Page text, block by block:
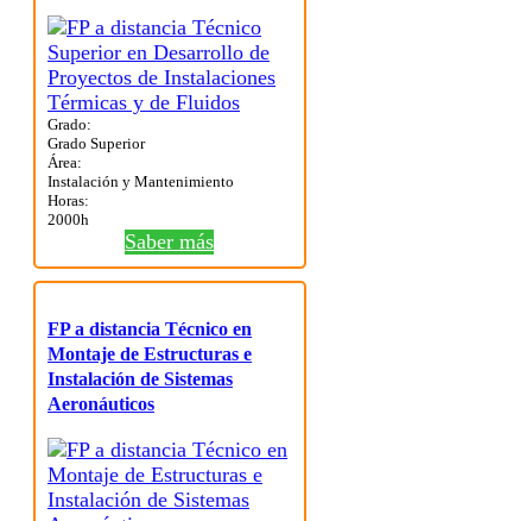
Grado:
Grado Superior
Área:
Instalación y Mantenimiento
Horas:
2000h
Saber más
FP a distancia Técnico en
Montaje de Estructuras e
Instalación de Sistemas
Aeronáuticos